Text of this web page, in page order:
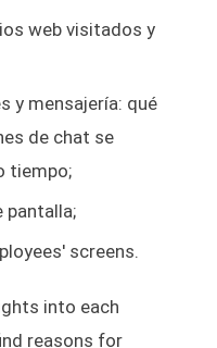
web visitados y
y mensajería: qué
de chat se
tiempo;
pantalla;
screens.
into each
reasons for